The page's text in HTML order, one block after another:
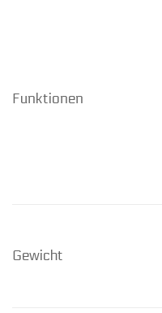
Funktionen
Gewicht